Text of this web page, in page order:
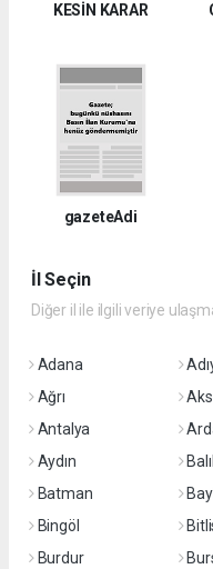
KESİN KARAR
gazeteAdi
İl Seçin
Diğer il ile ilgili veriye
Adana
Ağrı
Antalya
Aydın
Batman
Bingöl
Burdur